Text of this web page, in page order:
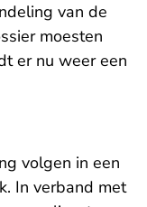
van de
moesten
er nu weer een
volgen in een
In verband met